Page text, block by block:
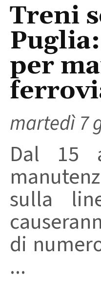
Treni
per
martedì 7
Dal 15
sulla
di
...